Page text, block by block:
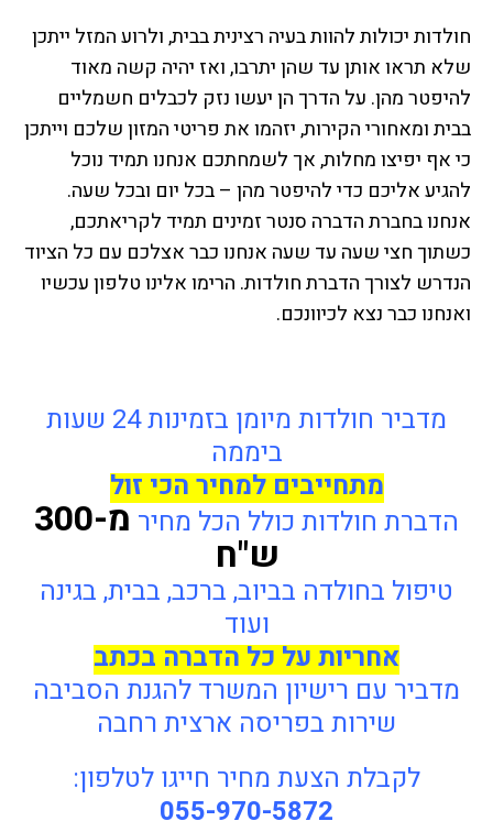
חולדות יכולות להוות בעיה רצינית בבית, ולרוע המזל ייתכן
שלא תראו אותן עד שהן יתרבו, ואז יהיה קשה מאוד
להיפטר מהן. על הדרך הן יעשו נזק לכבלים חשמליים
בבית ומאחורי הקירות, יזהמו את פריטי המזון שלכם וייתכן
כי אף יפיצו מחלות, אך לשמחתכם אנחנו תמיד נוכל
להגיע אליכם כדי להיפטר מהן – בכל יום ובכל שעה.
אנחנו בחברת הדברה סנטר זמינים תמיד לקריאתכם,
כשתוך חצי שעה עד שעה אנחנו כבר אצלכם עם כל הציוד
הנדרש לצורך הדברת חולדות. הרימו אלינו טלפון עכשיו
ואנחנו כבר נצא לכיוונכם.
מדביר חולדות מיומן בזמינות 24 שעות
ביממה
מתחייבים למחיר הכי זול
הדברת חולדות כולל הכל מחיר
מ-300
ש"ח
טיפול בחולדה בביוב, ברכב, בבית, בגינה
ועוד
אחריות על כל הדברה בכתב
מדביר עם רישיון המשרד להגנת הסביבה
שירות בפריסה ארצית רחבה
לקבלת הצעת מחיר חייגו לטלפון:
055-970-5872